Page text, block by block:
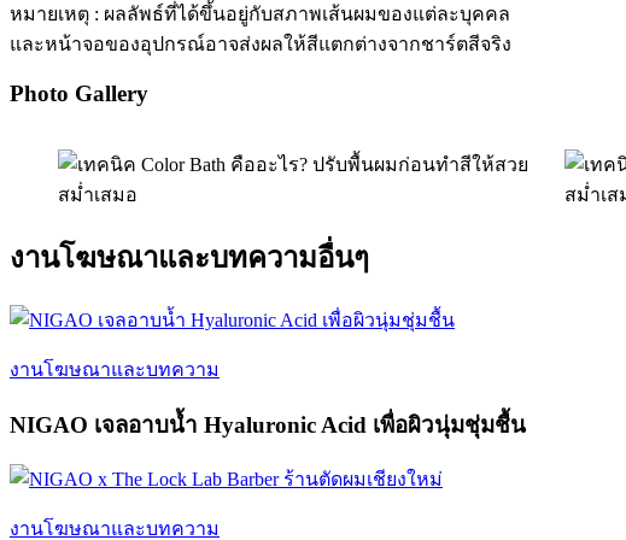
หมายเหตุ : ผลลัพธ์ที่ได้ขึ้นอยู่กับสภาพเส้นผมของแต่ละบุคคล
และหน้าจอของอุปกรณ์อาจส่งผลให้สีแตกต่างจากชาร์ตสีจริง
Photo Gallery
งานโฆษณาและบทความอื่นๆ
งานโฆษณาและบทความ
NIGAO เจลอาบน้ำ Hyaluronic Acid เพื่อผิวนุ่มชุ่มชื้น
งานโฆษณาและบทความ